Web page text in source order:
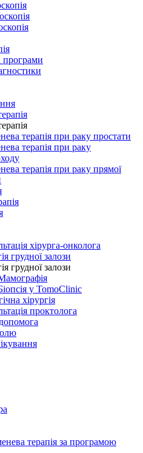
програми
терапія при раку простати
терапія при раку
терапія при раку прямої
хірурга-онколога
грудної залози
грудної залози
у TomoClinic
хірургія
проктолога
терапія за програмою